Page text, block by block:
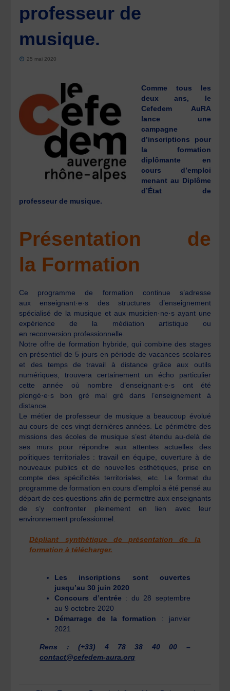
professeur de
musique.
25 mai 2020
Comme tous les
deux ans, le
Cefedem AuRA
lance une
campagne
d’inscriptions pour
la formation
diplômante en
cours d’emploi
menant au Diplôme
d’État de
professeur de musique.
Présentation de
la Formation
Ce programme de formation continue s’adresse
aux enseignant·e·s des structures d’enseignement
spécialisé de la musique et aux musicien·ne·s ayant une
expérience de la médiation artistique ou
en reconversion professionnelle.
Notre offre de formation hybride, qui combine des stages
en présentiel de 5 jours en période de vacances scolaires
et des temps de travail à distance grâce aux outils
numériques, trouvera certainement un écho particulier
cette année où nombre d’enseignant·e·s ont été
plongé·e·s bon gré mal gré dans l’enseignement à
distance.
Le métier de professeur de musique a beaucoup évolué
au cours de ces vingt dernières années. Le périmètre des
missions des écoles de musique s’est étendu au-delà de
ses murs pour répondre aux attentes actuelles des
politiques territoriales : travail en équipe, ouverture à de
nouveaux publics et de nouvelles esthétiques, prise en
compte des spécificités territoriales, etc. Le format du
programme de formation en cours d’emploi a été pensé au
départ de ces questions afin de permettre aux enseignants
de s’y confronter pleinement en lien avec leur
environnement professionnel.
Dépliant synthétique de présentation de la
formation à télécharger.
Les inscriptions sont ouvertes
jusqu’au 30 juin 2020
Concours d’entrée : du 28 septembre
au 9 octobre 2020
Démarrage de la formation : janvier
2021
Rens : (+33) 4 78 38 40 00 –
contact@cefedem-aura.org